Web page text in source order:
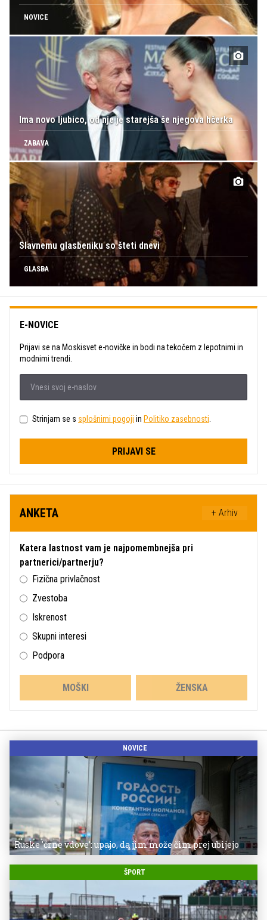
NOVICE
Ima novo ljubico, od nje je starejša še njegova hčerka
ZABAVA
Slavnemu glasbeniku so šteti dnevi
GLASBA
E-NOVICE
Prijavi se na Moskisvet e-novičke in bodi na tekočem z lepotnimi in
modnimi trendi.
Strinjam se s splošnimi pogoji in Politiko zasebnosti.
PRIJAVI SE
ANKETA + Arhiv
Katera lastnost vam je najpomembnejša pri
partnerici/partnerju?
Fizična privlačnost
Zvestoba
Iskrenost
Skupni interesi
Podpora
MOŠKI ŽENSKA
NOVICE
Ruske 'črne vdove': upajo, da jim može čim prej ubijejo
ŠPORT